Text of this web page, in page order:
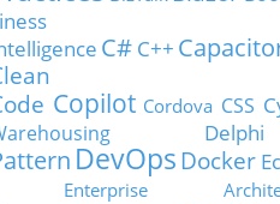
C# C++
Copilot Cordova CSS
Delphi
DevOps Docker
Enterprise